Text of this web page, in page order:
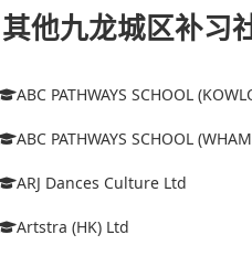
其他九龙城区补习
ABC PATHWAYS SCHOOL
ABC PATHWAYS SCHOOL
ARJ Dances Culture Ltd
Artstra (HK) Ltd